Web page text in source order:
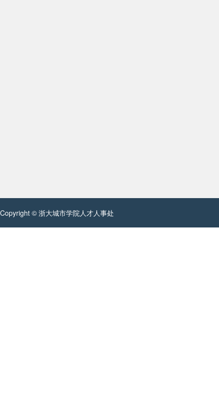
Copyright © 浙大城市学院人才人事处